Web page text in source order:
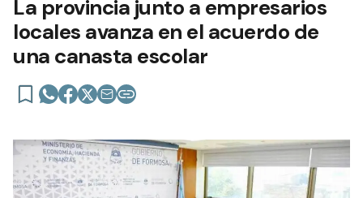
La provincia junto a empresarios
locales avanza en el acuerdo de
una canasta escolar